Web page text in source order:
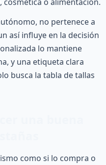
no pertenece a
así influye en la decisión
lo mantiene
y una etiqueta clara
busca la tabla de tallas
como si lo compra o